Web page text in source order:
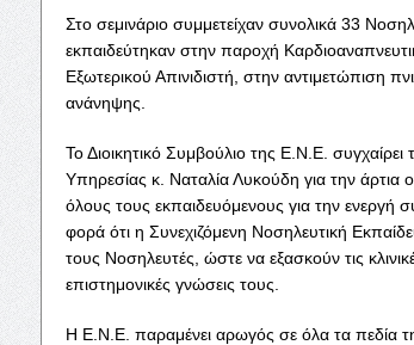
Στο σεμινάριο συμμετείχαν συνολικά 33
εκπαιδεύτηκαν στην παροχή
Εξωτερικού Απινιδιστή, στην αντιμετώπιση
ανάνηψης.
Το Διοικητικό Συμβούλιο της Ε.Ν.Ε.
Υπηρεσίας κ. Ναταλία Λυκούδη για την άρτια
όλους τους εκπαιδευόμενους για την ενεργή
φορά ότι η Συνεχιζόμενη Νοσηλευτική
τους Νοσηλευτές, ώστε να εξασκούν τις
επιστημονικές γνώσεις τους.
Η Ε.Ν.Ε. παραμένει αρωγός σε όλα τα πεδία